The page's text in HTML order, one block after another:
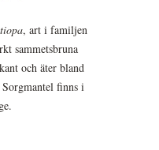
, art i familjen
sammetsbruna
och äter bland
finns i